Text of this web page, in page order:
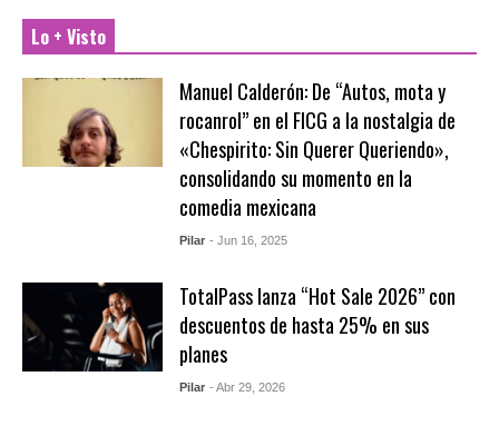
Lo + Visto
Manuel Calderón: De “Autos, mota y
rocanrol” en el FICG a la nostalgia de
«Chespirito: Sin Querer Queriendo»,
consolidando su momento en la
comedia mexicana
Pilar - Jun 16, 2025
TotalPass lanza “Hot Sale 2026” con
descuentos de hasta 25% en sus
planes
Pilar - Abr 29, 2026